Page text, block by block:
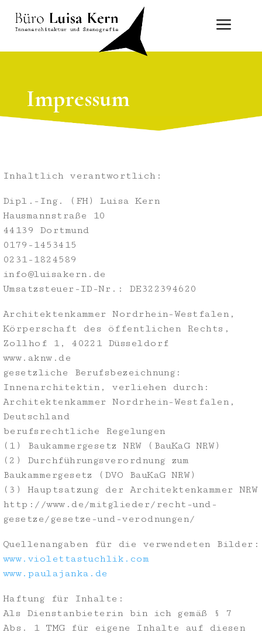
Impressum
Inhaltlich verantwortlich:
Dipl.-Ing. (FH) Luisa Kern
Hausmannstraße 10
44139 Dortmund
0179-1453415
0231-1824589
info@luisakern.de
Umsatzsteuer-ID-Nr.: DE322394620
Architektenkammer Nordrhein-Westfalen,
Körperschaft des öffentlichen Rechts,
Zollhof 1, 40221 Düsseldorf
www.aknw.de
gesetzliche Berufsbezeichnung:
Innenarchitektin, verliehen durch:
Architektenkammer Nordrhein-Westfalen,
Deutschland
berufsrechtliche Regelungen
(1) Baukammergesetz NRW (BauKaG NRW)
(2) Durchführungsverordnung zum
Baukammergesetz (DVO BauKaG NRW)
(3) Hauptsatzung der Architektenkammer NRW
http://www.de/mitglieder/recht-und-
gesetze/gesetze-und-verodnungen/
Quellenangaben für die verwendeten Bilder:
www.violettastuchlik.com
www.paulajanka.de
Haftung für Inhalte:
Als Dienstanbieterin bin ich gemäß § 7
Abs. 1 TMG für eigene Inhalte auf diesen